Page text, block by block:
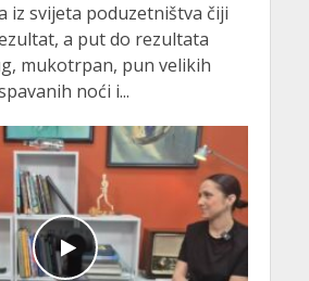
iz svijeta poduzetništva čiji
a put do rezultata
mukotrpan, pun velikih
noći i...